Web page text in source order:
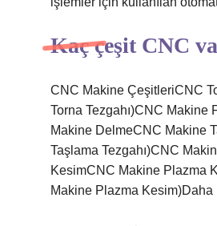
Kaç çeşit CNC
CNC Makine ÇeşitleriCNC
Torna Tezgahı)CNC Makine
Makine DelmeCNC Makine
Taşlama Tezgahı)CNC
KesimCNC Makine Plazma
Makine Plazma